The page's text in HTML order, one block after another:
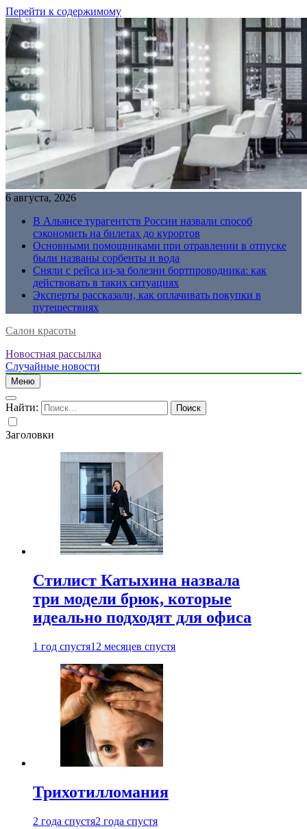
Перейти к содержимому
6 августа, 2026
В Альянсе турагентств России назвали способ
сэкономить на билетах до курортов
Основными помощниками при отравлении в отпуске
были названы сорбенты и вода
Сняли с рейса из-за болезни бортпроводника: как
действовать в таких ситуациях
Эксперты рассказали, как оплачивать покупки в
путешествиях
Салон красоты
Новостная рассылка
Случайные новости
Меню
Найти:
Заголовки
Стилист Катыхина назвала
три модели брюк, которые
идеально подходят для офиса
1 год спустя12 месяцев спустя
Трихотилломания
2 года спустя2 года спустя